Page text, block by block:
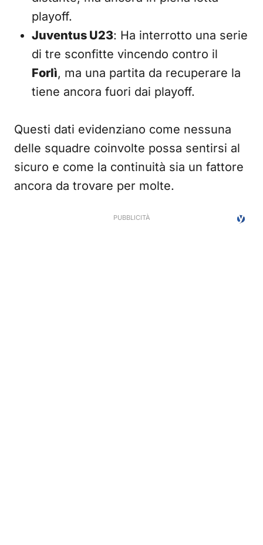
playoff.
Juventus U23: Ha interrotto una serie
di tre sconfitte vincendo contro il
Forlì, ma una partita da recuperare la
tiene ancora fuori dai playoff.
Questi dati evidenziano come nessuna
delle squadre coinvolte possa sentirsi al
sicuro e come la continuità sia un fattore
ancora da trovare per molte.